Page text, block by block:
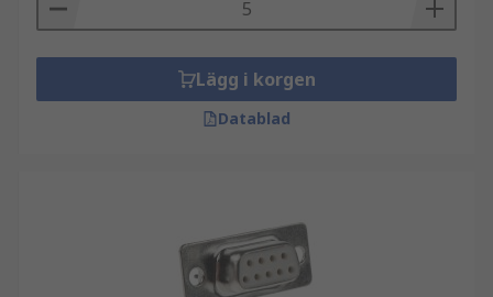
Lägg i korgen
Datablad